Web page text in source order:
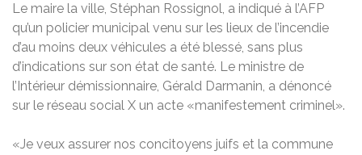
Le maire la ville, Stéphan Rossignol, a indiqué à l’AFP
qu’un policier municipal venu sur les lieux de l’incendie
d’au moins deux véhicules a été blessé, sans plus
d’indications sur son état de santé. Le ministre de
l’Intérieur démissionnaire, Gérald Darmanin, a dénoncé
sur le réseau social X un acte «manifestement criminel».
«Je veux assurer nos concitoyens juifs et la commune